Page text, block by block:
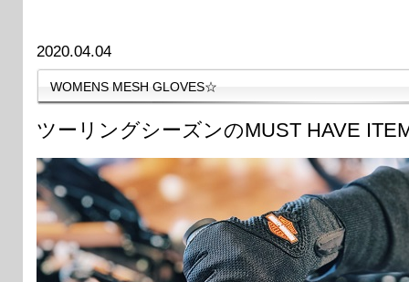
2020.04.04
WOMENS MESH GLOVES☆
ツーリングシーズンのMUST HAVE